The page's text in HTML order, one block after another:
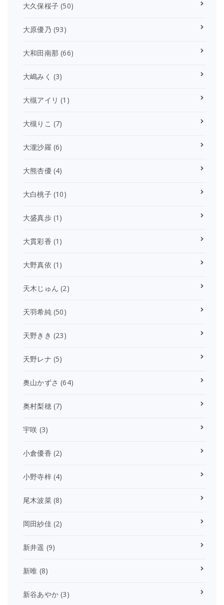
大久保桜子 (50)
大原優乃 (93)
大和田南那 (66)
大嶋みく (3)
大槻アイリ (1)
大槻りこ (7)
大瀧沙羅 (6)
大熊杏優(4)
大白桃子(10)
大盛真歩(1)
大貫彩香 (1)
大野真依 (1)
天木じゅん (2)
天羽希純(50)
天野きき (23)
天野レナ (5)
奥山かずさ (64)
奥村梨穂(7)
宇咲 (3)
小倉優香 (2)
小野寺梓(4)
尾木波菜(8)
岡田紗佳(2)
新井遥 (9)
新唯 (8)
新谷あやか (3)